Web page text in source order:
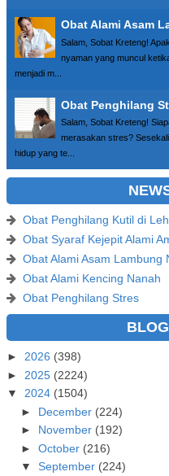
Obat Alami Asam
Salam, Sobat Kreteng!
nyaman yang muncul
menjadi m...
Obat Penghilang
Salam, Sobat Kreteng!
merasakan stres?
hidup yang te...
Obat Penghilang Kutil di
Obat Syaraf Kejepit Alami
Obat Alami Asam Lambung
Obat Alami Kencing Nanah
Obat Penghilang Stres
► 2026 (398)
► 2025 (2224)
▼ 2024 (1504)
► December (224)
► November (192)
► October (216)
▼ September (224)